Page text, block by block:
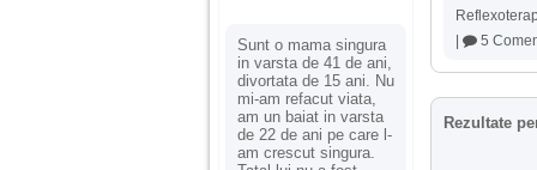
Sunt o mama singura
in varsta de 41 de ani,
divortata de 15 ani. Nu
mi-am refacut viata,
am un baiat in varsta
de 22 de ani pe care l-
am crescut singura.
5
Rezultate